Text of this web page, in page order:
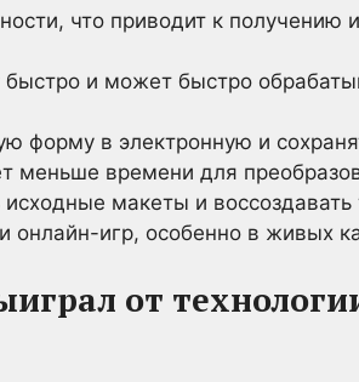
что приводит к получению
и может быстро
форму в электронную и
меньше времени для
макеты и
онлайн-игр, особенно в живых
от